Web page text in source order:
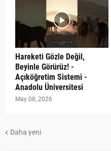
Hareketi Gözle Değil,
Beyinle Görürüz! -
Açıköğretim Sistemi -
Anadolu Üniversitesi
May 08, 2026
Daha yeni